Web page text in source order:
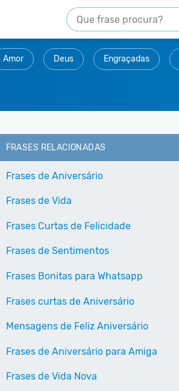
Amor Deus Engraçadas
FRASES RELACIONADAS
Frases de Aniversário
Frases de Vida
Frases Curtas de Felicidade
Frases de Sentimentos
Frases Bonitas para Whatsapp
Frases curtas de Aniversário
Mensagens de Feliz Aniversário
Frases de Aniversário para Amiga
Frases de Vida Nova